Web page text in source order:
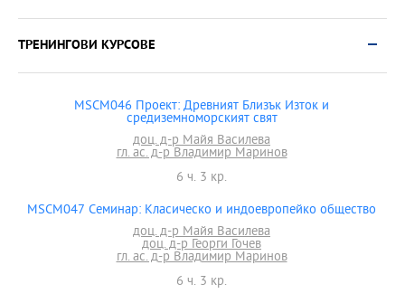
ТРЕНИНГОВИ КУРСОВЕ
MSCM046 Проект: Древният Близък Изток и
средиземноморският свят
доц. д-р Майя Василева
гл. ас. д-р Владимир Маринов
6 ч. 3 кр.
MSCM047 Семинар: Класическо и индоевропейко общество
доц. д-р Майя Василева
доц. д-р Георги Гочев
гл. ас. д-р Владимир Маринов
6 ч. 3 кр.